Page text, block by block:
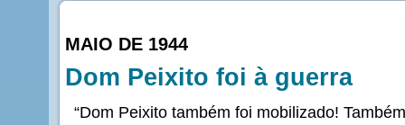
MAIO DE 1944
Dom Peixito foi à guerra
“Dom Peixito também foi mobilizado!